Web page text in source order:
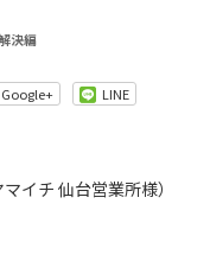
決編
Google+ LINE
イチ 仙台営業所様）